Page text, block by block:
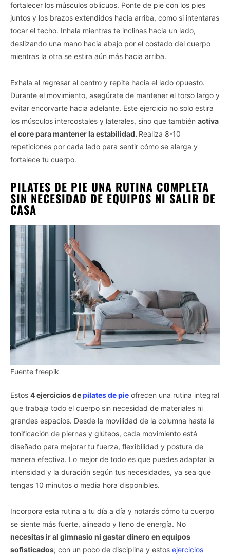
fortalecer los músculos oblicuos. Ponte de pie con los pies
juntos y los brazos extendidos hacia arriba, como si intentaras
tocar el techo. Inhala mientras te inclinas hacia un lado,
deslizando una mano hacia abajo por el costado del cuerpo
mientras la otra se estira aún más hacia arriba.
Exhala al regresar al centro y repite hacia el lado opuesto.
Durante el movimiento, asegúrate de mantener el torso largo y
evitar encorvarte hacia adelante. Este ejercicio no solo estira
los músculos intercostales y laterales, sino que también activa
el core para mantener la estabilidad. Realiza 8-10
repeticiones por cada lado para sentir cómo se alarga y
fortalece tu cuerpo.
PILATES DE PIE UNA RUTINA COMPLETA
SIN NECESIDAD DE EQUIPOS NI SALIR DE
CASA
Fuente freepik
Estos 4 ejercicios depilates de pie ofrecen una rutina integral
que trabaja todo el cuerpo sin necesidad de materiales ni
grandes espacios. Desde la movilidad de la columna hasta la
tonificación de piernas y glúteos, cada movimiento está
diseñado para mejorar tu fuerza, flexibilidad y postura de
manera efectiva. Lo mejor de todo es que puedes adaptar la
intensidad y la duración según tus necesidades, ya sea que
tengas 10 minutos o media hora disponibles.
Incorpora esta rutina a tu día a día y notarás cómo tu cuerpo
se siente más fuerte, alineado y lleno de energía. No
necesitas ir al gimnasio ni gastar dinero en equipos
sofisticados; con un poco de disciplina y estos ejercicios